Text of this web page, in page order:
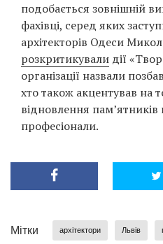
подобається зовнішній
фахівці, серед яких
архітекторів Одеси
розкритикували дії
організації назвали
хто також акцентував на
відновлення
професіонали.
Мітки архітектори Львів